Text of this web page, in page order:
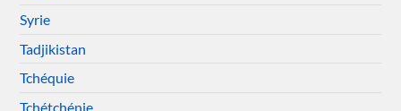
Syrie
Tadjikistan
Tchéquie
Tchétchénie